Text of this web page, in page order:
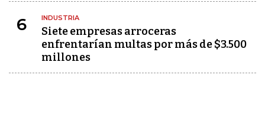
6 INDUSTRIA
Siete empresas arroceras
enfrentarían multas por más de $3.500
millones